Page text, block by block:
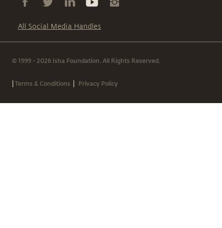
All Social Media Handles
© 1999 - 2026 Isha Foundation. All Rights Reserved.
|Terms & Conditions | Privacy Policy